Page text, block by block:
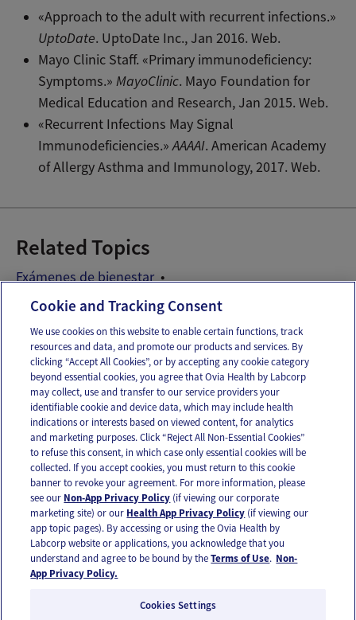
«Approach to the adult with recurrent infections.»
UptoDate. UptoDate Inc., Jan 2016. Web.
Mayo Clinic Staff. «Primary immunodeficiency:
Symptoms.»MayoClinic. Mayo Foundation for
Medical Education and Research, Jan 2015. Web.
«Recurrent Infections May Signal
Immunodeficiencies.»AAAAI. American Academy
of Allergy Asthma and Immunology, 2017. Web.
Related Topics
Exámenes de bienestar
Proveedores del cuidado de la salud reproductiva
Email Text
OUR APPS
FOLLOW US
Privacy Policy
Cookie and Tracking Consent
We use cookies on this website to enable certain functions, track
resources and data, and promote our products and services. By
clicking “Accept All Cookies”, or by accepting any cookie category
beyond essential cookies, you agree that Ovia Health by Labcorp
may collect, use and transfer to our service providers your
identifiable cookie and device data, which may include health
indications or interests based on viewed content, for analytics
and marketing purposes. Click “Reject All Non-Essential Cookies”
to refuse this consent, in which case only essential cookies will be
collected. If you accept cookies, you must return to this cookie
banner to revoke your agreement. For more information, please
see our Non-App Privacy Policy (if viewing our corporate
marketing site) or our Health App Privacy Policy (if viewing our
app topic pages). By accessing or using the Ovia Health by
Labcorp website or applications, you acknowledge that you
understand and agree to be bound by theTerms of Use. Non-
App Privacy Policy.
Cookies Settings